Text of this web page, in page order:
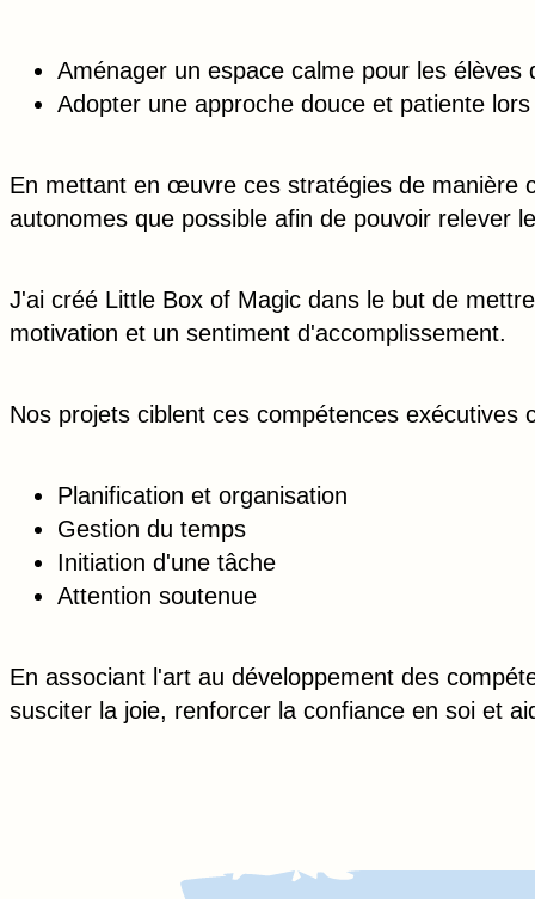
Aménager un espace calme pour les élèves
Adopter une approche douce et patiente
En mettant en œuvre ces stratégies de manière
autonomes que possible afin de pouvoir relever
J'ai créé Little Box of Magic dans le but de
motivation et un sentiment d'accomplissement.
Nos projets ciblent ces compétences
Planification et organisation
Gestion du temps
Initiation d'une tâche
Attention soutenue
En associant l'art au développement des
susciter la joie, renforcer la confiance en soi et